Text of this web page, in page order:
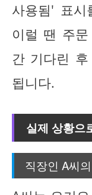
사용됨' 표
이럴 땐 주
간 기다린
됩니다.
실제 상황으
직장인 A씨